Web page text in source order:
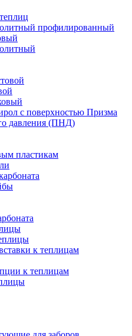
профилированный
с поверхностью Призма
давления (ПНД)
пластикам
к теплицам
к теплицам